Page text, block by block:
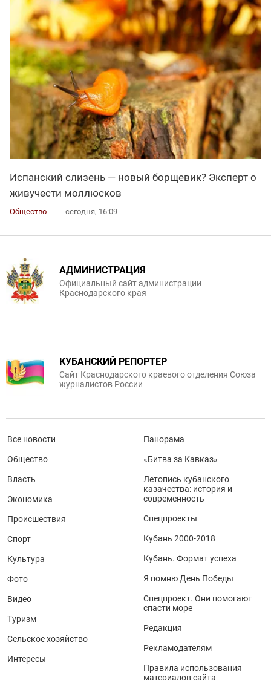
Испанский слизень — новый борщевик? Эксперт о
живучести моллюсков
Общество сегодня, 16:09
АДМИНИСТРАЦИЯ
Официальный сайт администрации
Краснодарского края
КУБАНСКИЙ РЕПОРТЕР
Сайт Краснодарского краевого отделения Союза
журналистов России
Все новости
Общество
Власть
Экономика
Происшествия
Спорт
Культура
Фото
Видео
Туризм
Сельское хозяйство
Интересы
Панорама
«Битва за Кавказ»
Летопись кубанского
казачества: история и
современность
Спецпроекты
Кубань 2000-2018
Кубань. Формат успеха
Я помню День Победы
Спецпроект. Они помогают
спасти море
Редакция
Рекламодателям
Правила использования
материалов сайта